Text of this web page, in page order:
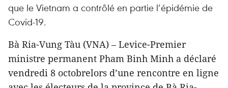
que le Vietnam a contrôlé en partie l’épidémie de
Covid-19.
Bà Ria-Vung Tàu (VNA) – Levice-Premier
ministre permanent Pham Binh Minh a déclaré
vendredi 8 octobrelors d’une rencontre en ligne